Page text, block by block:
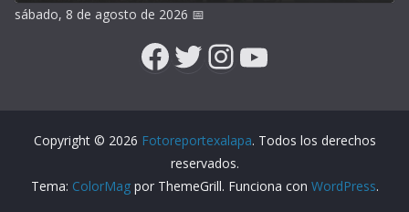
sábado, 8 de agosto de 2026 📅
Facebook
Twitter
Instagram
YouTube
Copyright © 2026 Fotoreportexalapa. Todos los derechos
reservados.
Tema: ColorMagpor ThemeGrill. Funciona con WordPress.